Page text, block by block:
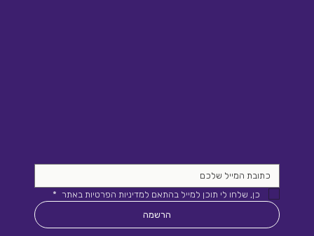
כן, שלחו לי תוכן למייל בהתאם למדיניות הפרטיות באתר *
הרשמה